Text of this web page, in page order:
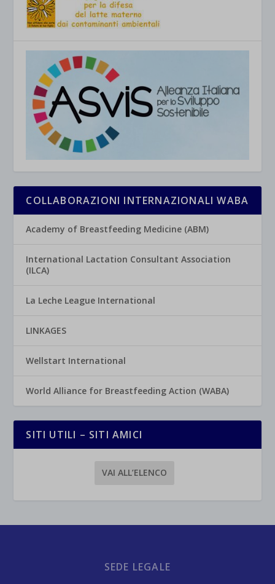
COLLABORAZIONI INTERNAZIONALI WABA
Academy of Breastfeeding Medicine (ABM)
International Lactation Consultant Association
(ILCA)
La Leche League International
LINKAGES
Wellstart International
World Alliance for Breastfeeding Action (WABA)
SITI UTILI – SITI AMICI
VAI ALL’ELENCO
SEDE LEGALE